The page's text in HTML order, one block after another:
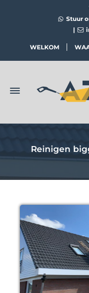
Stuur
|
WELKOM
Reinigen